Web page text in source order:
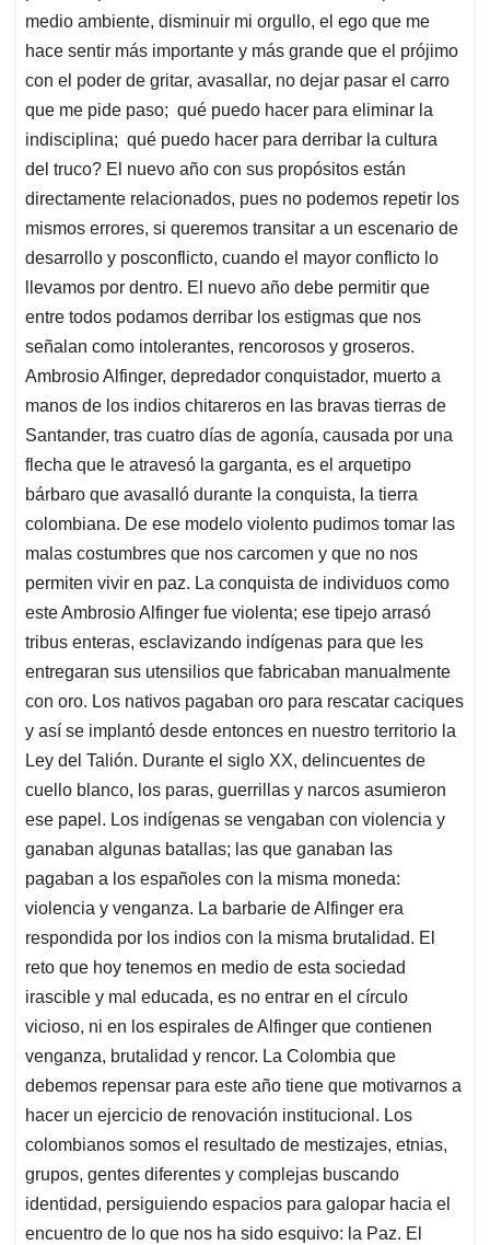
medio ambiente, disminuir mi orgullo, el ego que me
hace sentir más importante y más grande que el prójimo
con el poder de gritar, avasallar, no dejar pasar el carro
que me pide paso; qué puedo hacer para eliminar la
indisciplina; qué puedo hacer para derribar la cultura
del truco? El nuevo año con sus propósitos están
directamente relacionados, pues no podemos repetir los
mismos errores, si queremos transitar a un escenario de
desarrollo y posconflicto, cuando el mayor conflicto lo
llevamos por dentro. El nuevo año debe permitir que
entre todos podamos derribar los estigmas que nos
señalan como intolerantes, rencorosos y groseros.
Ambrosio Alfinger, depredador conquistador, muerto a
manos de los indios chitareros en las bravas tierras de
Santander, tras cuatro días de agonía, causada por una
flecha que le atravesó la garganta, es el arquetipo
bárbaro que avasalló durante la conquista, la tierra
colombiana. De ese modelo violento pudimos tomar las
malas costumbres que nos carcomen y que no nos
permiten vivir en paz. La conquista de individuos como
este Ambrosio Alfinger fue violenta; ese tipejo arrasó
tribus enteras, esclavizando indígenas para que les
entregaran sus utensilios que fabricaban manualmente
con oro. Los nativos pagaban oro para rescatar caciques
y así se implantó desde entonces en nuestro territorio la
Ley del Talión. Durante el siglo XX, delincuentes de
cuello blanco, los paras, guerrillas y narcos asumieron
ese papel. Los indígenas se vengaban con violencia y
ganaban algunas batallas; las que ganaban las
pagaban a los españoles con la misma moneda:
violencia y venganza. La barbarie de Alfinger era
respondida por los indios con la misma brutalidad. El
reto que hoy tenemos en medio de esta sociedad
irascible y mal educada, es no entrar en el círculo
vicioso, ni en los espirales de Alfinger que contienen
venganza, brutalidad y rencor. La Colombia que
debemos repensar para este año tiene que motivarnos a
hacer un ejercicio de renovación institucional. Los
colombianos somos el resultado de mestizajes, etnias,
grupos, gentes diferentes y complejas buscando
identidad, persiguiendo espacios para galopar hacia el
encuentro de lo que nos ha sido esquivo: la Paz. El